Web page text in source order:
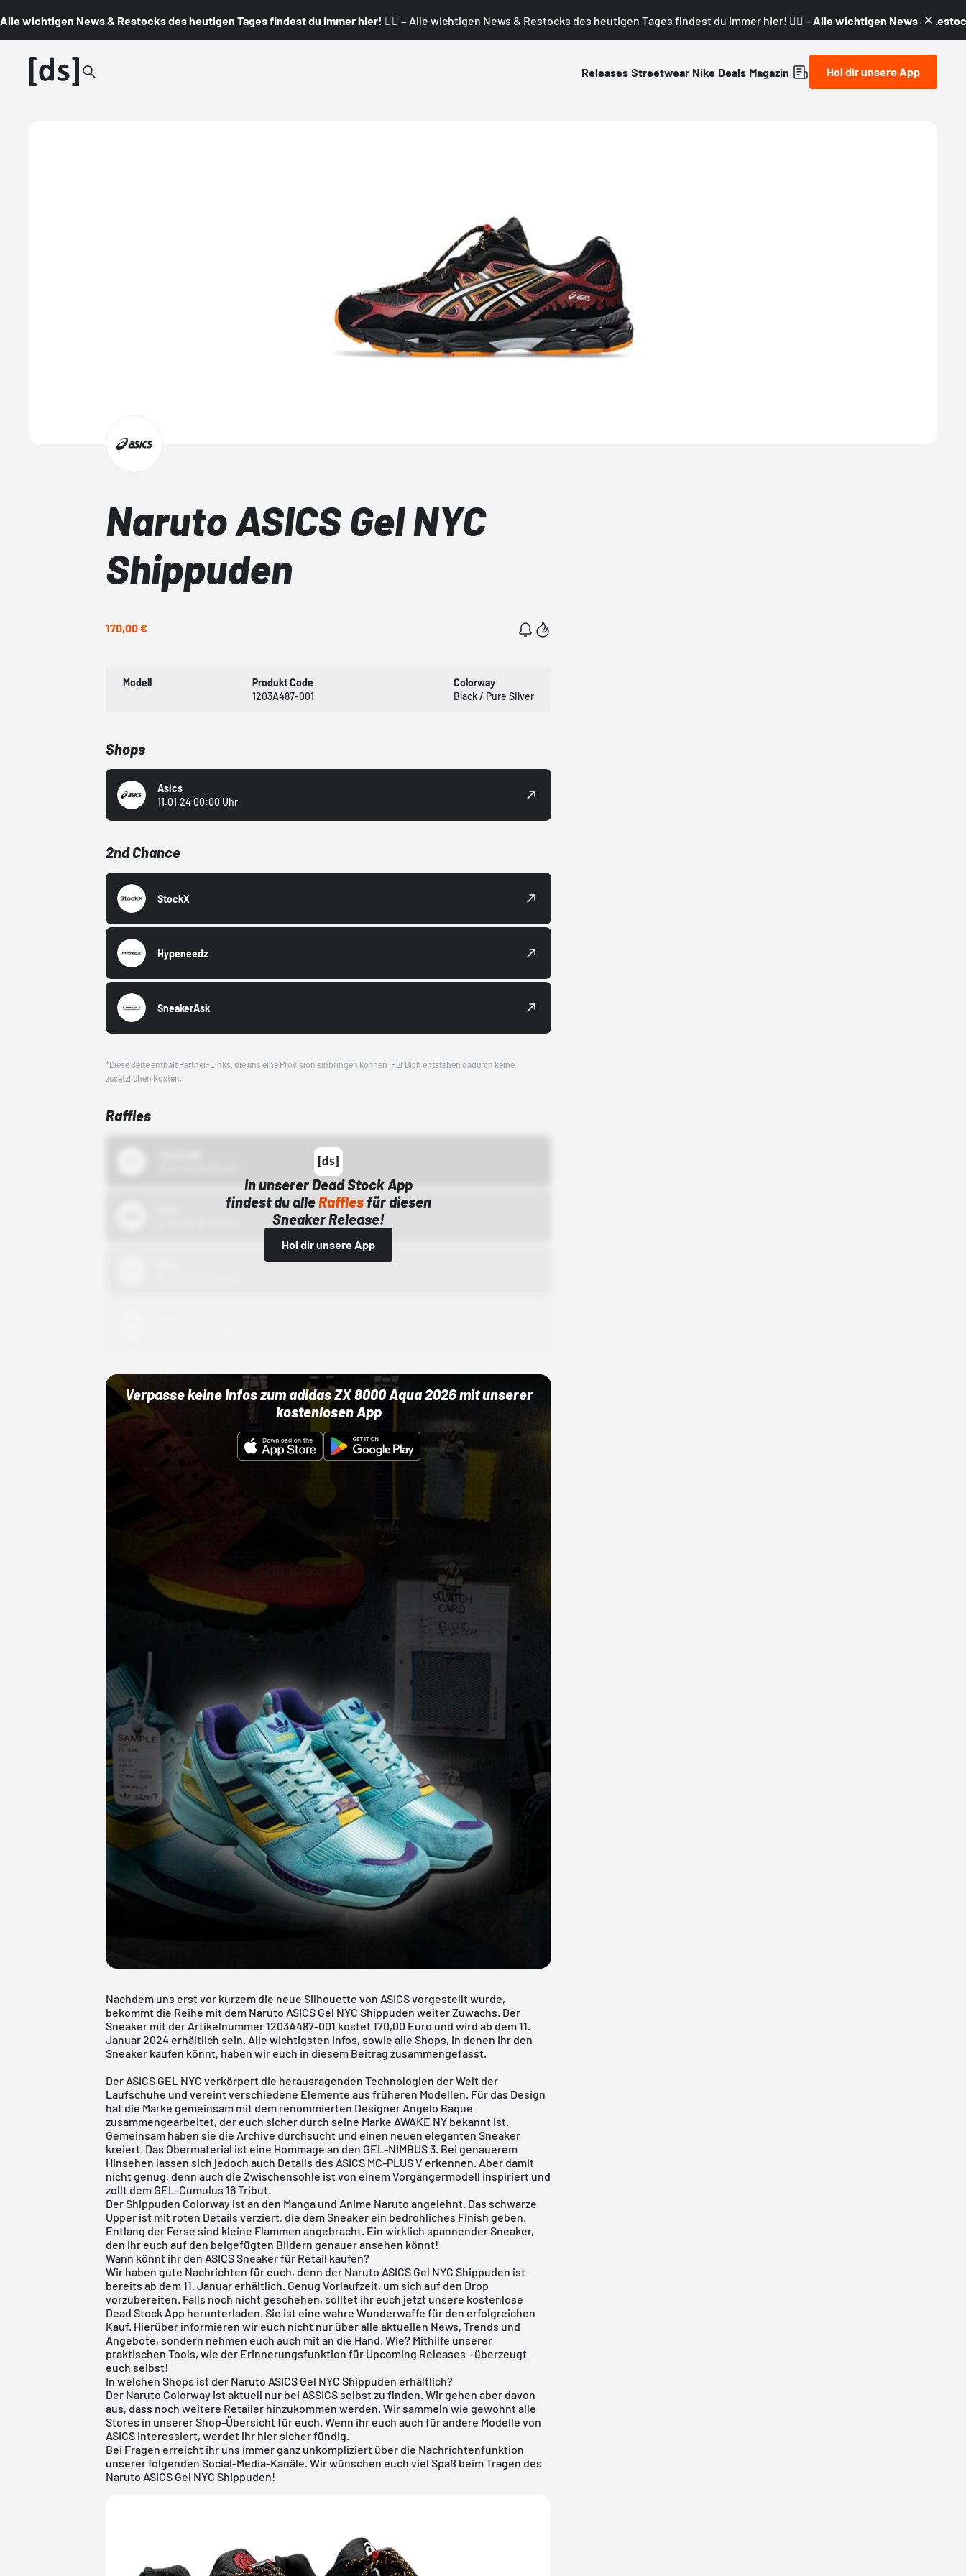
Alle wichtigen News & Restocks des heutigen Tages findest du immer hier! 👇🏼 – Alle wichtigen News & Restocks des heutigen Tages findest du immer hier! 👇🏼 – Alle wichtigen News &
Releases Streetwear Nike Deals Magazin Hol dir unsere App
Naruto ASICS Gel NYC
Shippuden
170,00 €
Modell
Produkt Code
1203A487-001
Colorway
Black / Pure Silver
Shops
Asics
11.01.24 00:00 Uhr
2nd Chance
StockX
Hypeneedz
SneakerAsk
*Diese Seite enthält Partner-Links, die uns eine Provision einbringen können. Für Dich entstehen dadurch keine
zusätzlichen Kosten.
Raffles
In unserer Dead Stock App
findest du alleRaffles für diesen
Sneaker Release!
Hol dir unsere App
Verpasse keine Infos zum adidas ZX 8000 Aqua 2026 mit unserer
kostenlosen App
Nachdem uns erst vor kurzem die neue Silhouette von ASICS vorgestellt wurde,
bekommt die Reihe mit dem Naruto ASICS Gel NYC Shippuden weiter Zuwachs. Der
Sneaker mit der Artikelnummer 1203A487-001 kostet 170,00 Euro und wird ab dem 11.
Januar 2024 erhältlich sein. Alle wichtigsten Infos, sowie alle Shops, in denen ihr den
Sneaker kaufen könnt, haben wir euch in diesem Beitrag zusammengefasst.
Der ASICS GEL NYC verkörpert die herausragenden Technologien der Welt der
Laufschuhe und vereint verschiedene Elemente aus früheren Modellen. Für das Design
hat die Marke gemeinsam mit dem renommierten Designer Angelo Baque
zusammengearbeitet, der euch sicher durch seine Marke AWAKE NY bekannt ist.
Gemeinsam haben sie die Archive durchsucht und einen neuen eleganten Sneaker
kreiert. Das Obermaterial ist eine Hommage an den GEL-NIMBUS 3. Bei genauerem
Hinsehen lassen sich jedoch auch Details des ASICS MC-PLUS V erkennen. Aber damit
nicht genug, denn auch die Zwischensohle ist von einem Vorgängermodell inspiriert und
zollt dem GEL-Cumulus 16 Tribut.
Der Shippuden Colorway ist an den Manga und Anime Naruto angelehnt. Das schwarze
Upper ist mit roten Details verziert, die dem Sneaker ein bedrohliches Finish geben.
Entlang der Ferse sind kleine Flammen angebracht. Ein wirklich spannender Sneaker,
den ihr euch auf den beigefügten Bildern genauer ansehen könnt!
Wann könnt ihr den ASICS Sneaker für Retail kaufen?
Wir haben gute Nachrichten für euch, denn der Naruto ASICS Gel NYC Shippuden ist
bereits ab dem 11. Januar erhältlich. Genug Vorlaufzeit, um sich auf den Drop
vorzubereiten. Falls noch nicht geschehen, solltet ihr euch jetzt unsere kostenlose
Dead Stock App herunterladen. Sie ist eine wahre Wunderwaffe für den erfolgreichen
Kauf. Hierüber informieren wir euch nicht nur über alle aktuellen News, Trends und
Angebote, sondern nehmen euch auch mit an die Hand. Wie? Mithilfe unserer
praktischen Tools, wie der Erinnerungsfunktion für Upcoming Releases - überzeugt
euch selbst!
In welchen Shops ist der Naruto ASICS Gel NYC Shippuden erhältlich?
Der Naruto Colorway ist aktuell nur bei ASSICS selbst zu finden. Wir gehen aber davon
aus, dass noch weitere Retailer hinzukommen werden. Wir sammeln wie gewohnt alle
Stores in unserer Shop-Übersicht für euch. Wenn ihr euch auch für andere Modelle von
ASICS interessiert, werdet ihr hiersicher fündig.
Bei Fragen erreicht ihr uns immer ganz unkompliziert über die Nachrichtenfunktion
unserer folgenden Social-Media-Kanäle. Wir wünschen euch viel Spaß beim Tragen des
Naruto ASICS Gel NYC Shippuden!